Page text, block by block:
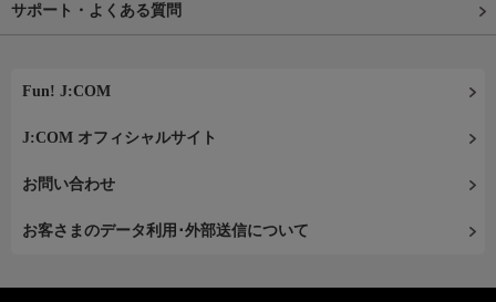
サポート・よくある質問
Fun! J:COM
J:COM オフィシャルサイト
お問い合わせ
お客さまのデータ利用･外部送信について